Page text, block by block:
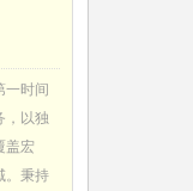
一时间
，以独
盖宏
。秉持